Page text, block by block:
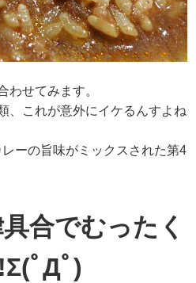
わせてみます。
、これが意外にイケるんすよね
ーの旨味がミックスされた第4
合でむったく
ﾟДﾟ)